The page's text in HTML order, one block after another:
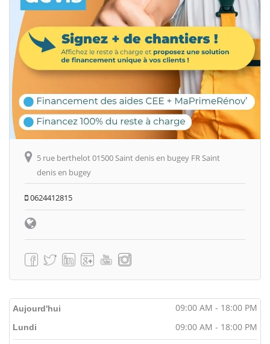
5 rue berthelot 01500 Saint denis en bugey FR Saint
denis en bugey
0624412815
Aujourd'hui 09:00 AM - 18:00 PM
Lundi 09:00 AM - 18:00 PM